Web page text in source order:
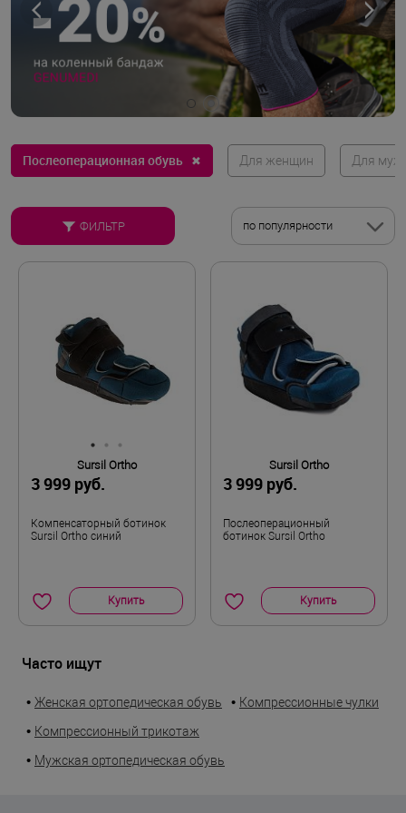
Послеоперационная обувь ✖ Для женщин Для
ФИЛЬТР по популярности
Sursil Ortho
3 999 руб.
Компенсаторный ботинок
Sursil Ortho синий
Купить
Sursil Ortho
3 999 руб.
Послеоперационный
ботинок Sursil Ortho
Купить
Часто ищут
• Женская ортопедическая обувь • Компрессионные чулки
• Компрессионный трикотаж
• Мужская ортопедическая обувь